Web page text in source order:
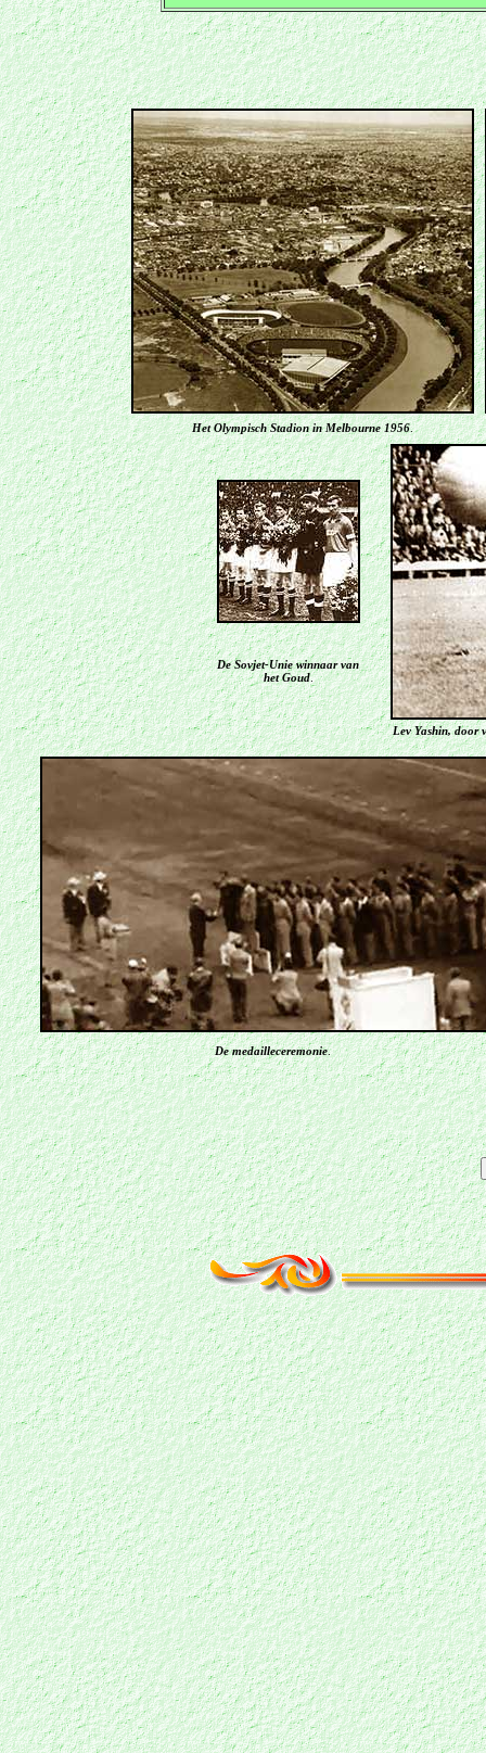
Het Olympisch Stadion in Melbourne 1956.
De Sovjet-Unie winnaar van
het Goud.
Lev Yashin, door
De medailleceremonie.